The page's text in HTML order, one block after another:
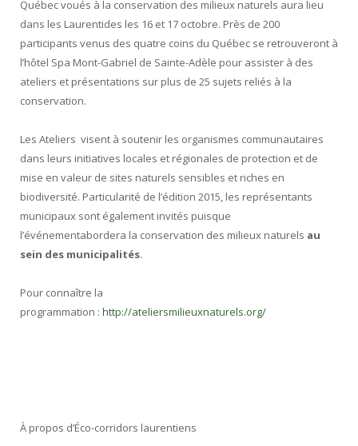
Québec voués à la conservation des milieux naturels aura lieu
dans les Laurentides les 16 et 17 octobre. Près de 200
participants venus des quatre coins du Québec se retrouveront à
l’hôtel Spa Mont-Gabriel de Sainte-Adèle pour assister à des
ateliers et présentations sur plus de 25 sujets reliés à la
conservation.
Les Ateliers visent à soutenir les organismes communautaires
dans leurs initiatives locales et régionales de protection et de
mise en valeur de sites naturels sensibles et riches en
biodiversité. Particularité de l’édition 2015, les représentants
municipaux sont également invités puisque
l’événementabordera la conservation des milieux naturels au
sein des municipalités.
Pour connaître la
programmation : http://ateliersmilieuxnaturels.org/
À propos d’Éco-corridors laurentiens